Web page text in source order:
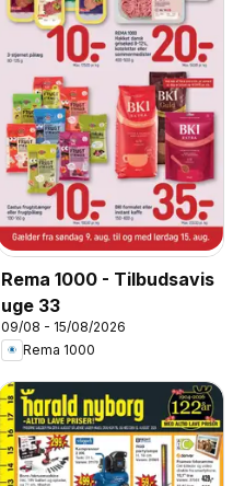
Rema 1000 - Tilbudsavis
uge 33
09/08 - 15/08/2026
Rema 1000